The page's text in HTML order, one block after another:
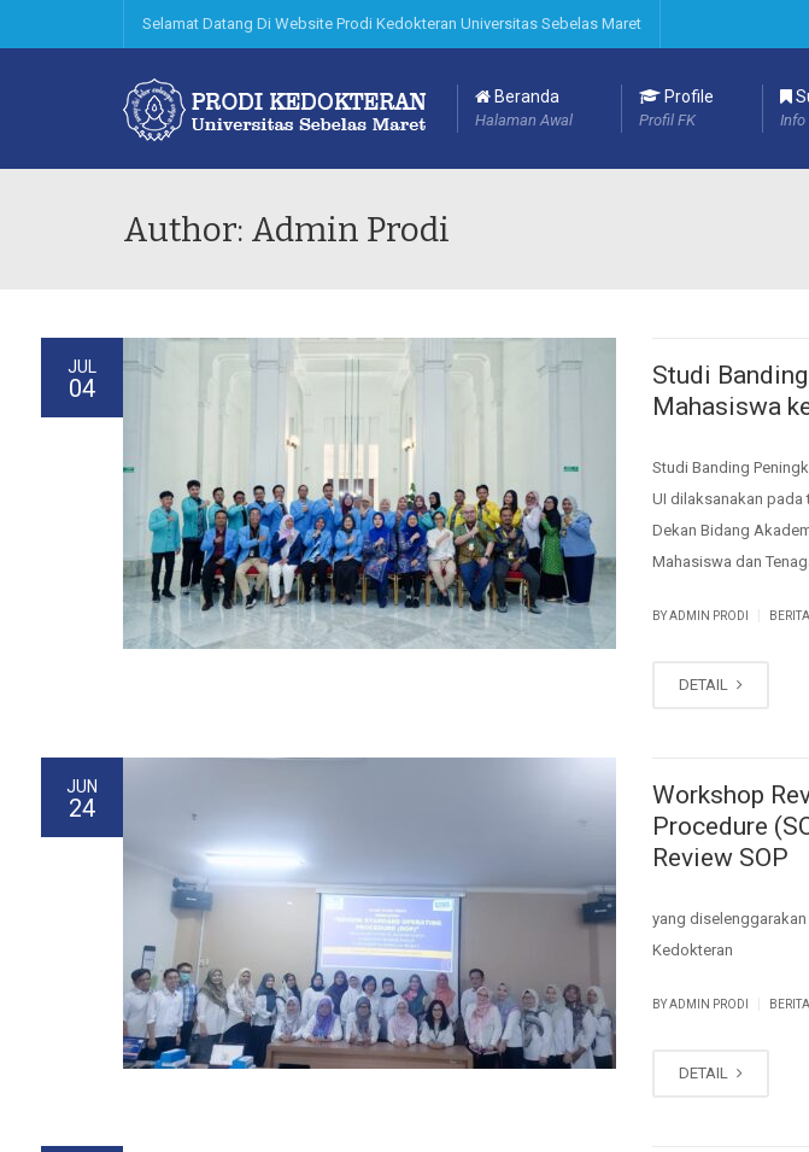
Selamat Datang Di Website Prodi Kedokteran Universitas Sebelas Maret
Beranda
Halaman Awal
Profile
Profil FK Info
Author: Admin Prodi
JUL
04
Studi
Mahasiswa
Studi Banding
UI dilaksanakan pada
Dekan Bidang
Mahasiswa dan
BY ADMIN PRODI BERITA
DETAIL
JUN
24
Workshop
Procedure
Review SOP
yang
Kedokteran
BY ADMIN PRODI BERITA
DETAIL